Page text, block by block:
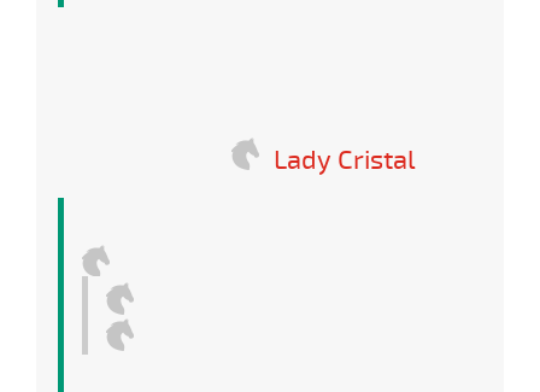
Lady Cristal